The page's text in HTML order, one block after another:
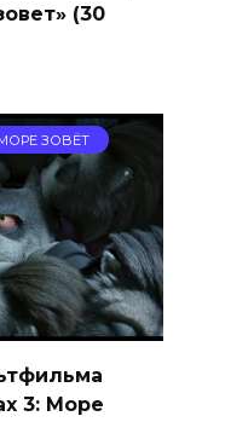
(30
ЗОВЁТ
3: Море